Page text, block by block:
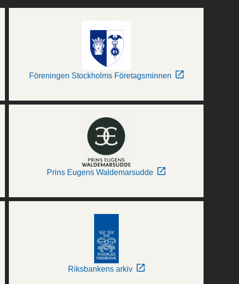
Föreningen Stockholms Företagsminnen
Prins Eugens Waldemarsudde
Riksbankens arkiv